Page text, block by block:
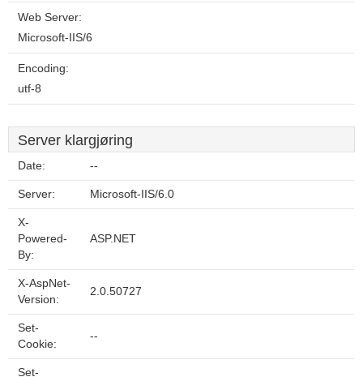
Web Server:
Microsoft-IIS/6
Encoding:
utf-8
Server klargjøring
Date: --
Server: Microsoft-IIS/6.0
X-
Powered-
By:
ASP.NET
X-AspNet-
Version:
2.0.50727
Set-
Cookie:
--
Set-